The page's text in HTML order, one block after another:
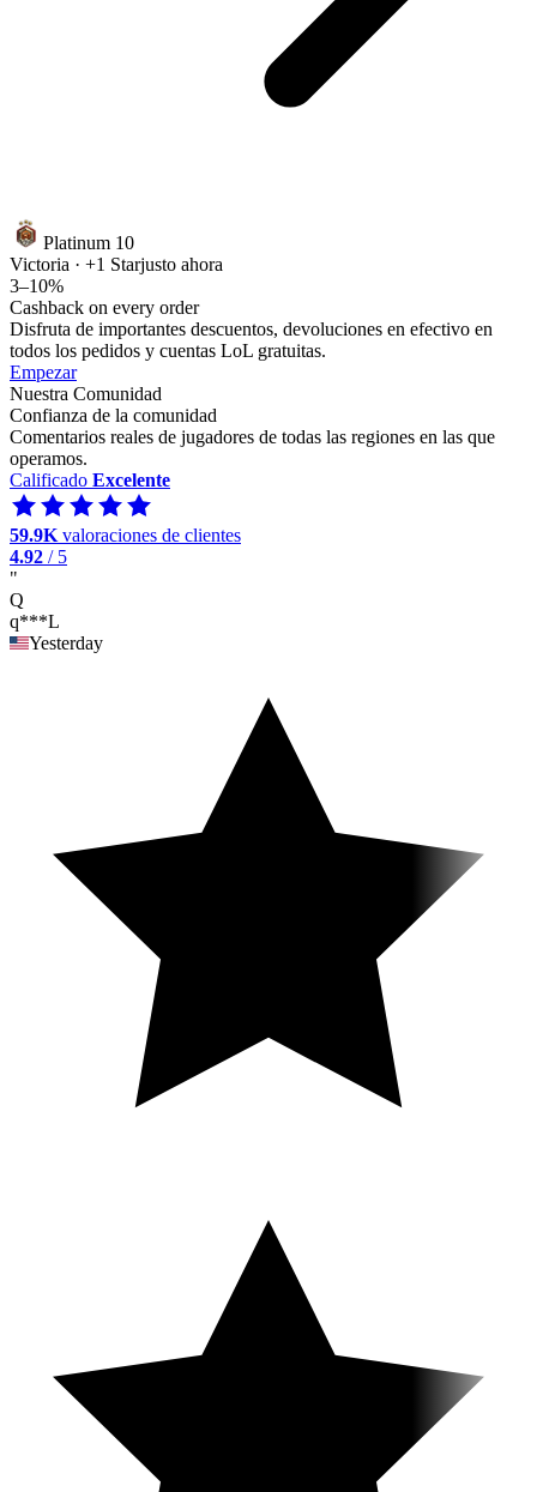
Platinum 10
Victoria · +1 Starjusto ahora
3–10%
Cashback on every order
Disfruta de importantes descuentos, devoluciones en efectivo en
todos los pedidos y cuentas LoL gratuitas.
Empezar
Nuestra Comunidad
Confianza de la comunidad
Comentarios reales de jugadores de todas las regiones en las que
operamos.
Calificado Excelente
59.9K valoraciones de clientes
4.92 / 5
"
Q
q***L
Yesterday